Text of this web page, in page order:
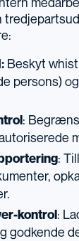
Beskyt
persons)
:
:
kontrol :
godkende